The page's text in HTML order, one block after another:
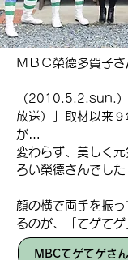
ＭＢＣ榮德多賀子
（2010.5.2.sun.）
放送）」取材​以来
が…
変わらず、美しく
ろい榮德さんでした
顔の横で両手を振
るのが、「てゲてゲ
MBCてゲてゲさ